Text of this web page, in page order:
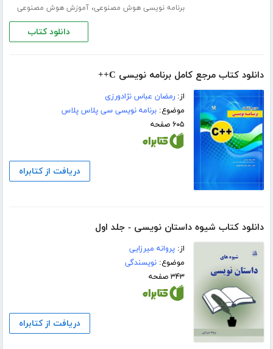
برنامه نویسی هوش مصنوعی،آموزش هوش مصنوعی
دانلود کتاب
دانلود کتاب مرجع کامل برنامه نویسی C++
از:رمضان عباس نژادورزی
موضوع:برنامه نویسی سی پلاس پلاس
۶۰۵ صفحه
دریافت از کتابراه
دانلود کتاب شیوه داستان نویسی - جلد اول
از:پروانه میرزایی
موضوع:نویسندگی
۳۴۳ صفحه
دریافت از کتابراه